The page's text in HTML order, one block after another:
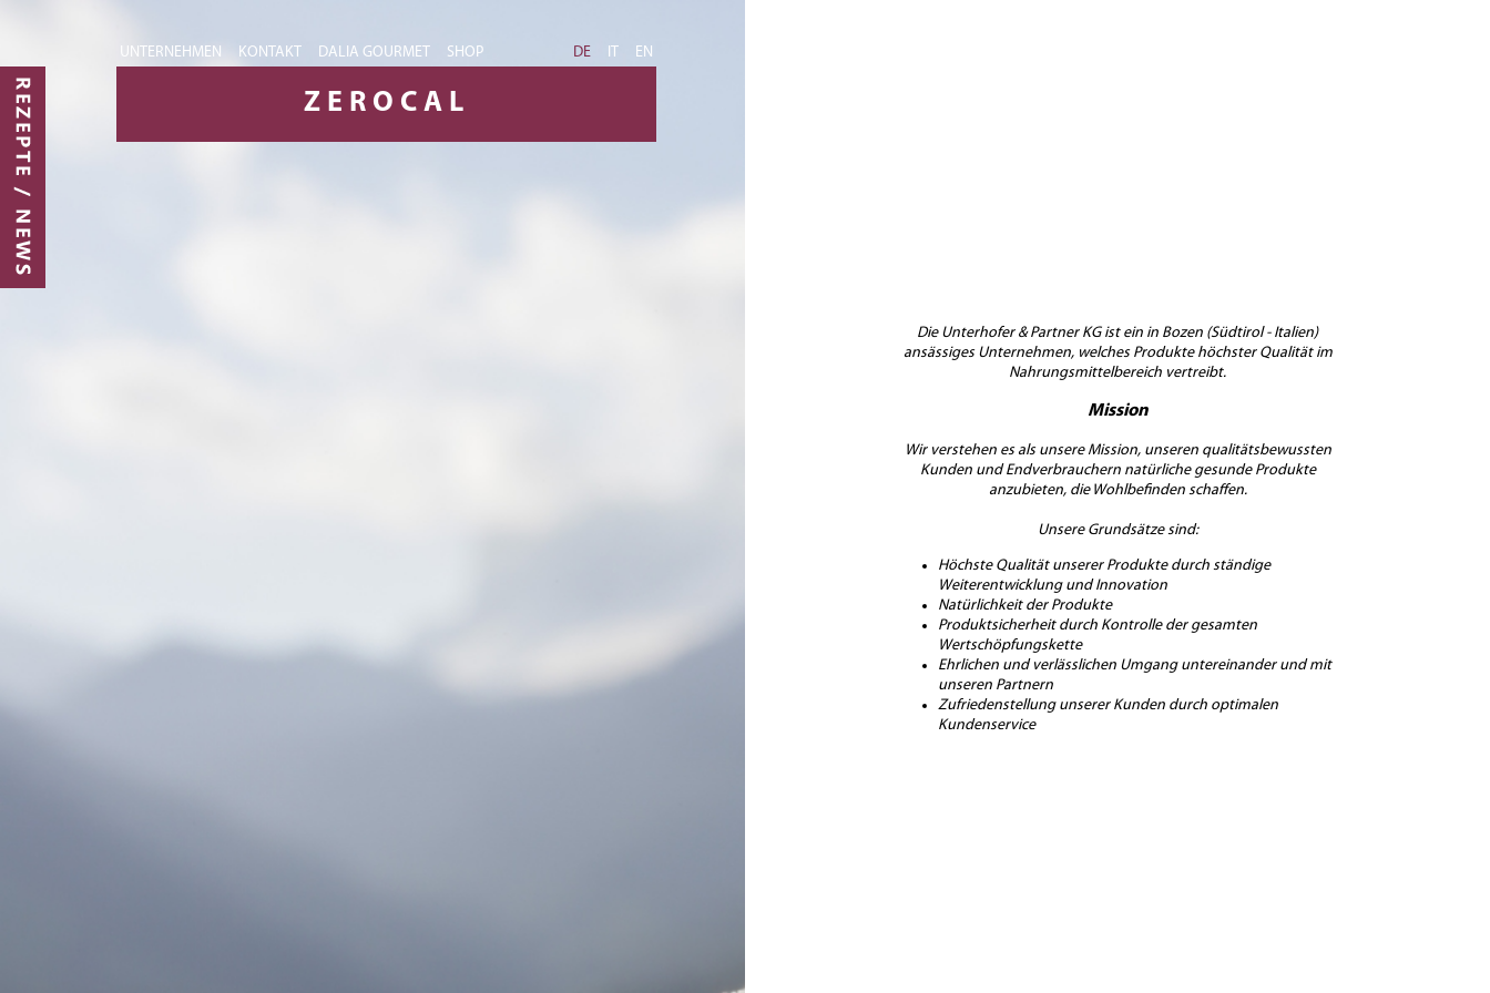
ZEROCAL
UNTERNEHMEN KONTAKT DALIA GOURMET SHOP DE IT EN
Die Unterhofer & Partner KG ist ein in Bozen (Südtirol - Italien)
ansässiges Unternehmen, welches Produkte höchster Qualität im
Nahrungsmittelbereich vertreibt.
Mission
Wir verstehen es als unsere Mission, unseren qualitätsbewussten
Kunden und Endverbrauchern natürliche gesunde Produkte
anzubieten, die Wohlbefinden schaffen.
Unsere Grundsätze sind:
Höchste Qualität unserer Produkte durch ständige
Weiterentwicklung und Innovation
Natürlichkeit der Produkte
Produktsicherheit durch Kontrolle der gesamten
Wertschöpfungskette
Ehrlichen und verlässlichen Umgang untereinander und mit
unseren Partnern
Zufriedenstellung unserer Kunden durch optimalen
Kundenservice